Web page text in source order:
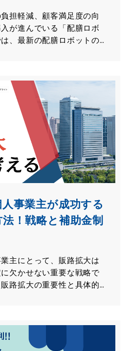
担軽減、顧客満足度の向
が進んでいる「配膳ロボ
、最新の配膳ロボットの
事業主が成功する
！戦略と補助金制
主にとって、販路拡大は
欠かせない重要な戦略で
路拡大の重要性と具体的